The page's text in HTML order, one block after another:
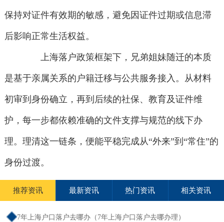
保持对证件有效期的敏感，避免因证件过期或信息滞
后影响正常生活权益。
上海落户政策框架下，兄弟姐妹随迁的本质
是基于亲属关系的户籍迁移与公共服务接入。从材料
初审到身份确立，再到后续的社保、教育及证件维
护，每一步都依赖准确的文件支撑与规范的线下办
理。理清这一链条，便能平稳完成从“外来”到“常住”的
身份过渡。
推荐资讯 最新资讯 热门资讯 相关资讯
7年上海户口落户去哪办（7年上海户口落户去哪办理）